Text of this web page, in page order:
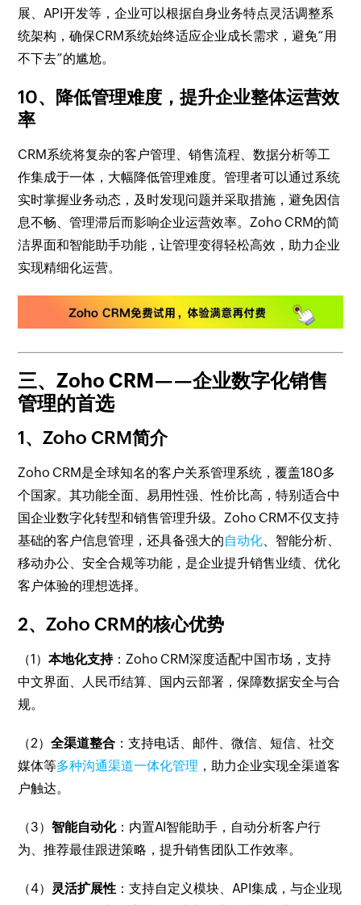
展、API开发等，企业可以根据自身业务特点灵活调整系
统架构，确保CRM系统始终适应企业成长需求，避免“用
不下去”的尴尬。
10、降低管理难度，提升企业整体运营效
率
CRM系统将复杂的客户管理、销售流程、数据分析等工
作集成于一体，大幅降低管理难度。管理者可以通过系统
实时掌握业务动态，及时发现问题并采取措施，避免因信
息不畅、管理滞后而影响企业运营效率。Zoho CRM的简
洁界面和智能助手功能，让管理变得轻松高效，助力企业
实现精细化运营。
三、Zoho CRM——企业数字化销售
管理的首选
1、Zoho CRM简介
Zoho CRM是全球知名的客户关系管理系统，覆盖180多
个国家。其功能全面、易用性强、性价比高，特别适合中
国企业数字化转型和销售管理升级。Zoho CRM不仅支持
基础的客户信息管理，还具备强大的自动化 、智能分析、
移动办公、安全合规等功能，是企业提升销售业绩、优化
客户体验的理想选择。
2、Zoho CRM的核心优势
（1）本地化支持：Zoho CRM深度适配中国市场，支持
中文界面、人民币结算、国内云部署，保障数据安全与合
规。
（2）全渠道整合 ：支持电话、邮件、微信、短信、社交
媒体等多种沟通渠道一体化管理 ，助力企业实现全渠道客
户触达。
（3）智能自动化：内置AI智能助手，自动分析客户行
为、推荐最佳跟进策略，提升销售团队工作效率。
（4） 灵活扩展性 ：支持自定义模块、API集成，与企业现